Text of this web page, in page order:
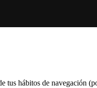
tus hábitos de navegación